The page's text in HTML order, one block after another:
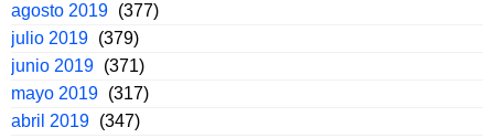
agosto 2019 (377)
julio 2019 (379)
junio 2019 (371)
mayo 2019 (317)
abril 2019 (347)